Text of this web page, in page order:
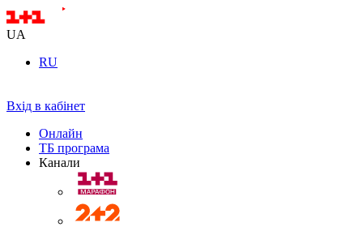
UA
RU
Вхід в кабінет
Онлайн
ТБ програма
Канали